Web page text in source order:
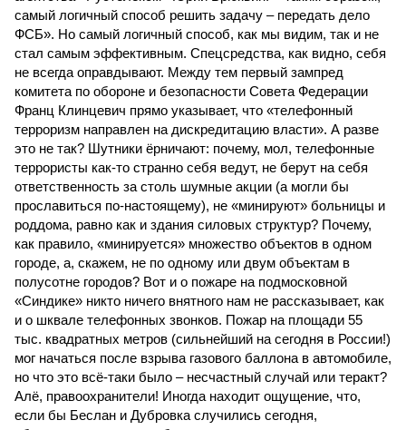
самый логичный способ решить задачу – передать дело
ФСБ». Но самый логичный способ, как мы видим, так и не
стал самым эффективным. Спецсредства, как видно, себя
не всегда оправдывают. Между тем первый зампред
комитета по обороне и безопасности Совета Федерации
Франц Клинцевич прямо указывает, что «телефонный
терроризм направлен на дискредитацию власти». А разве
это не так? Шутники ёрничают: почему, мол, телефонные
террористы как-то странно себя ведут, не берут на себя
ответственность за столь шумные акции (а могли бы
прославиться по-настоящему), не «минируют» больницы и
роддома, равно как и здания силовых структур? Почему,
как правило, «минируется» множество объектов в одном
городе, а, скажем, не по одному или двум объектам в
полусотне городов? Вот и о пожаре на подмосковной
«Синдике» никто ничего внятного нам не рассказывает, как
и о шквале телефонных звонков. Пожар на площади 55
тыс. квадратных метров (сильнейший на сегодня в России!)
мог начаться после взрыва газового баллона в автомобиле,
но что это всё-таки было – несчастный случай или теракт?
Алё, правоохранители! Иногда находит ощущение, что,
если бы Беслан и Дубровка случились сегодня,